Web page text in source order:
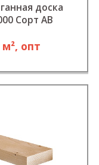
доска
Сорт АВ
м², опт